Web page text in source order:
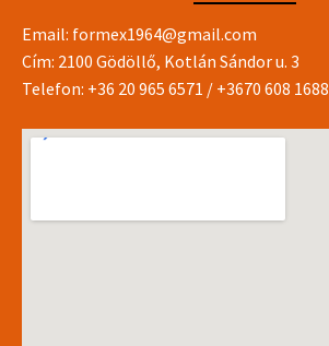
Email: formex1964@gmail.com
Cím: 2100 Gödöllő, Kotlán Sándor u. 3
Telefon: +36 20 965 6571 / +3670 608 1688